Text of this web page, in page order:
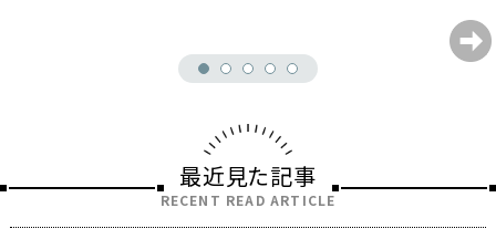
最近見た記事
RECENT READ ARTICLE